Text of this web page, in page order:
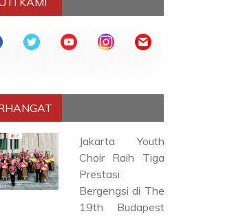
Jakarta Youth
Choir Raih Tiga
Prestasi
Bergengsi di The
19th Budapest